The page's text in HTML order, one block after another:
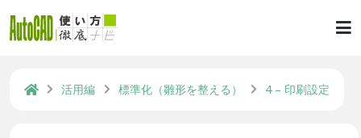
活用編 標準化（雛形を整える） 4 – 印刷設定